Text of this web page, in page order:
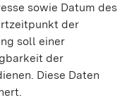
sowie Datum des
der
soll einer
der
Diese Daten